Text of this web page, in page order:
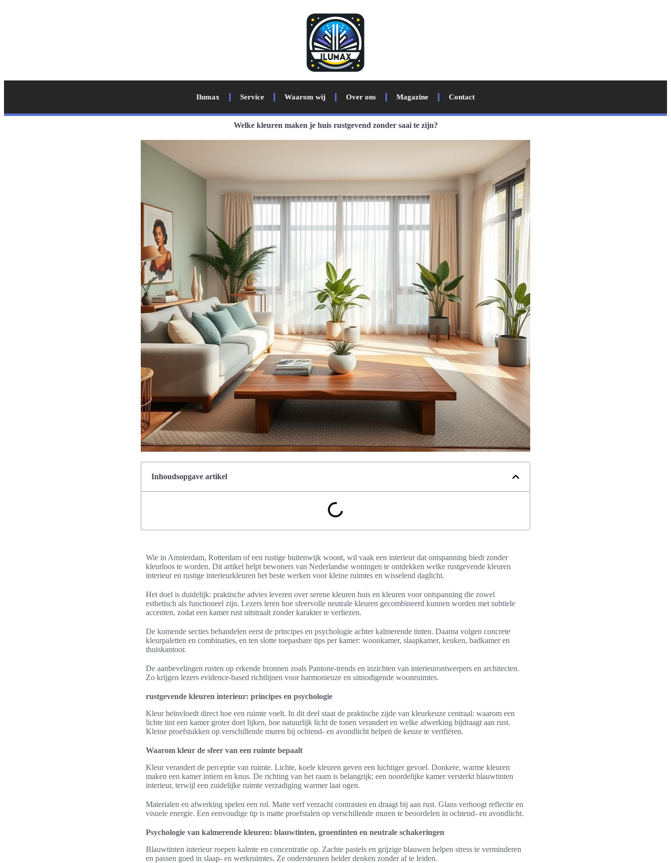
Ilumax Service Waarom wij Over ons Magazine Contact
Welke kleuren maken je huis rustgevend zonder saai te zijn?
Inhoudsopgave artikel
Wie in Amsterdam, Rotterdam of een rustige buitenwijk woont, wil vaak een interieur dat ontspanning biedt zonder
kleurloos te worden. Dit artikel helpt bewoners van Nederlandse woningen te ontdekken welke rustgevende kleuren
interieur en rustige interieurkleuren het beste werken voor kleine ruimtes en wisselend daglicht.
Het doel is duidelijk: praktische advies leveren over serene kleuren huis en kleuren voor ontspanning die zowel
esthetisch als functioneel zijn. Lezers leren hoe sfeervolle neutrale kleuren gecombineerd kunnen worden met subtiele
accenten, zodat een kamer rust uitstraalt zonder karakter te verliezen.
De komende secties behandelen eerst de principes en psychologie achter kalmerende tinten. Daarna volgen concrete
kleurpaletten en combinaties, en ten slotte toepasbare tips per kamer: woonkamer, slaapkamer, keuken, badkamer en
thuiskantoor.
De aanbevelingen rusten op erkende bronnen zoals Pantone-trends en inzichten van interieurontwerpers en architecten.
Zo krijgen lezers evidence-based richtlijnen voor harmonieuze en uitnodigende woonruimtes.
rustgevende kleuren interieur: principes en psychologie
Kleur beïnvloedt direct hoe een ruimte voelt. In dit deel staat de praktische zijde van kleurkeuze centraal: waarom een
lichte tint een kamer groter doet lijken, hoe natuurlijk licht de tonen verandert en welke afwerking bijdraagt aan rust.
Kleine proefstukken op verschillende muren bij ochtend- en avondlicht helpen de keuze te verifiëren.
Waarom kleur de sfeer van een ruimte bepaalt
Kleur verandert de perceptie van ruimte. Lichte, koele kleuren geven een luchtiger gevoel. Donkere, warme kleuren
maken een kamer intiem en knus. De richting van het raam is belangrijk; een noordelijke kamer versterkt blauwtinten
interieur, terwijl een zuidelijke ruimte verzadiging warmer laat ogen.
Materialen en afwerking spelen een rol. Matte verf verzacht contrasten en draagt bij aan rust. Glans verhoogt reflectie en
visuele energie. Een eenvoudige tip is matte proefstalen op verschillende muren te beoordelen in ochtend- en avondlicht.
Psychologie van kalmerende kleuren: blauwtinten, groentinten en neutrale schakeringen
Blauwtinten interieur roepen kalmte en concentratie op. Zachte pastels en grijzige blauwen helpen stress te verminderen
en passen goed in slaap- en werkruimtes. Ze ondersteunen helder denken zonder af te leiden.